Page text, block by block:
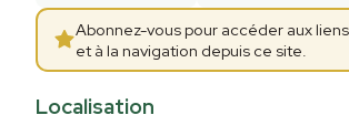
Abonnez-vous pour accéder aux liens
et à la navigation depuis ce site.
Localisation